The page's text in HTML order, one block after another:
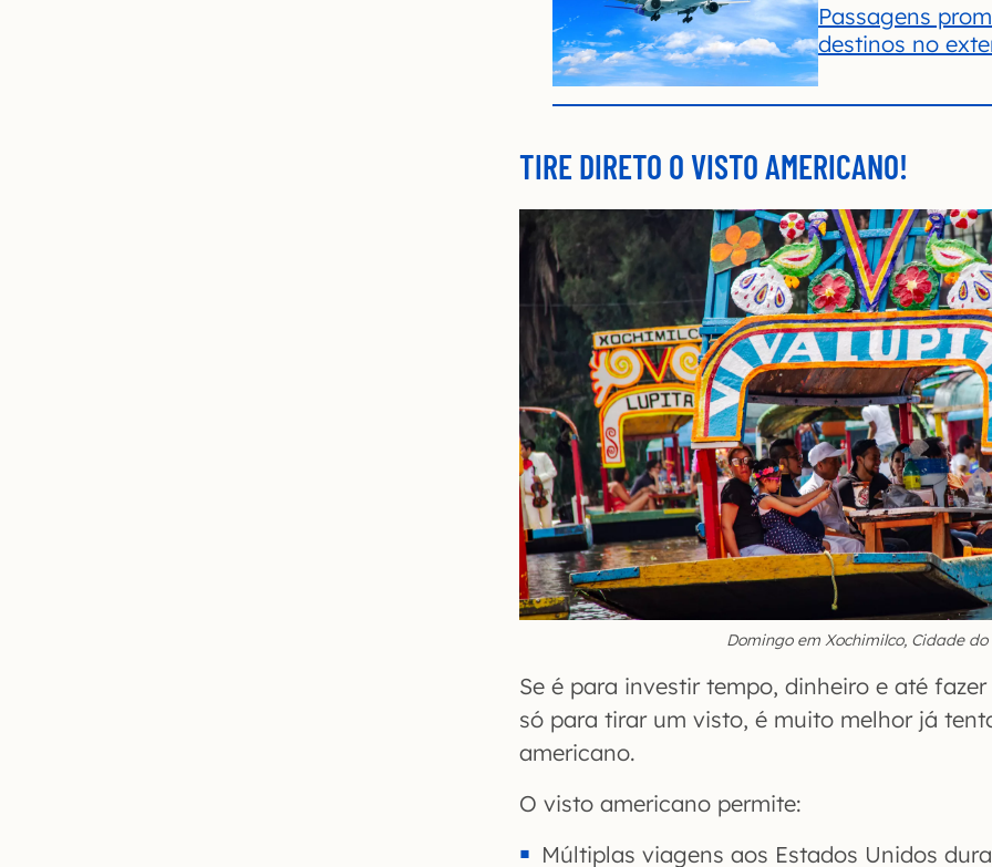
Passagens
destinos no
TIRE DIRETO O VISTO AMERICANO!
Domingo em Xochimilco, Cidade do
Se é para investir tempo, dinheiro e até
só para tirar um visto, é muito melhor já
americano.
O visto americano permite:
Múltiplas viagens aos Estados Unidos